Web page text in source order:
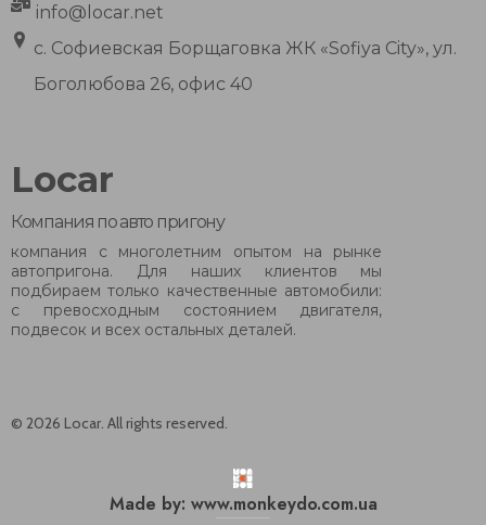
Locar
Компания по авто пригону
компания с многолетним опытом на рынке
автопригона. Для наших клиентов мы
подбираем только качественные автомобили:
с превосходным состоянием двигателя,
подвесок и всех остальных деталей.
© 2026 Locar. All rights reserved.
info@locar.net
с. Софиевская Борщаговка ЖК «Sofiya City», ул.
Боголюбова 26, офис 40
Made by: www.monkeydo.com.ua